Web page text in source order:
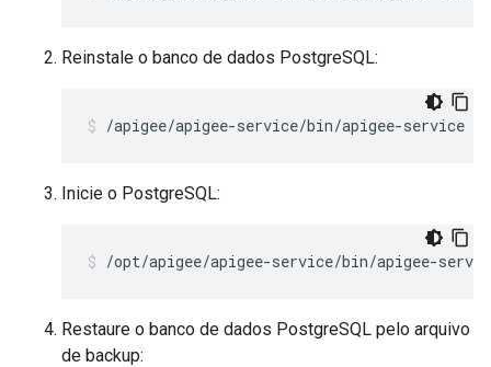
Reinstale o banco de dados PostgreSQL:
/apigee/apigee-service/bin/apigee-service
Inicie o PostgreSQL:
/opt/apigee/apigee-service/bin/apigee-
Restaure o banco de dados PostgreSQL pelo arquivo
de backup: